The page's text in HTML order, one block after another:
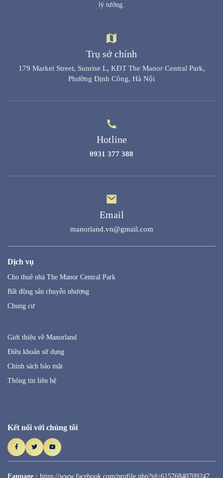
lý tưởng.
Trụ sở chính
179 Market Street, Sunrise L, KĐT The Manor Central Park,
Phường Định Công, Hà Nội
Hotline
0931 377 388
Email
manorland.vn@gmail.com
Dịch vụ
Cho thuê nhà The Manor Central Park
Bất động sản chuyển nhượng
Chung cư
Giới thiệu về Manorland
Điều khoản sử dụng
Chính sách bảo mật
Thông tin liên hệ
Kết nối với chúng tôi
Fanpage : https://www.facebook.com/profile.php?id=61576840709247